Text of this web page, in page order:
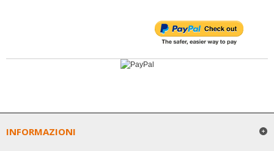
INFORMAZIONI